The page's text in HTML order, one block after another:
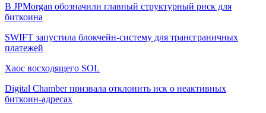
В JPMorgan обозначили главный структурный риск для
биткоина
SWIFT запустила блокчейн-систему для трансграничных
платежей
Хаос восходящего SOL
Digital Chamber призвала отклонить иск о неактивных
биткоин-адресах